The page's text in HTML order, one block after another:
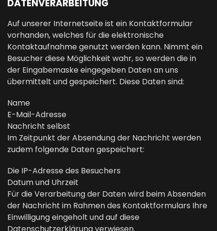
DATENVERARBEITUNG
Auf unserer Internetseite ist ein Kontaktformular
vorhanden, welches für die elektronische
Kontaktaufnahme genutzt werden kann. Nimmt ein
Besucher diese Möglichkeit wahr, so werden die in
der Eingabemaske eingegeben Daten an uns
übermittelt und gespeichert. Diese Daten sind:
Name
E-Mail-Adresse
Nachricht selbst
Im Zeitpunkt der Absendung der Nachricht werden
zudem folgende Daten gespeichert:
Die IP-Adresse des Besuchers
Datum und Uhrzeit
Für die Verarbeitung der Daten wird beim Absenden
der Nachricht im Rahmen des Kontaktformulars Ihre
Einwilligung eingeholt und auf diese